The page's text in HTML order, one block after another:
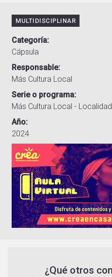
MULTIDISCIPLINAR
Categoría
Cápsula
Responsable
Más Cultura Local
Serie o programa
Más Cultura Local -
Año
2024
¿Qué otros